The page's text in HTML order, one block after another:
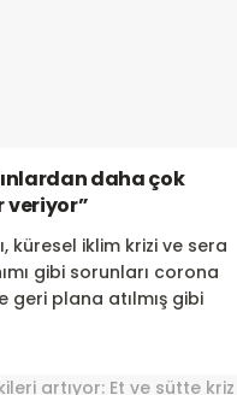
daha çok
veriyor”
küresel iklim krizi ve sera
gibi sorunları corona
geri plana atılmış gibi